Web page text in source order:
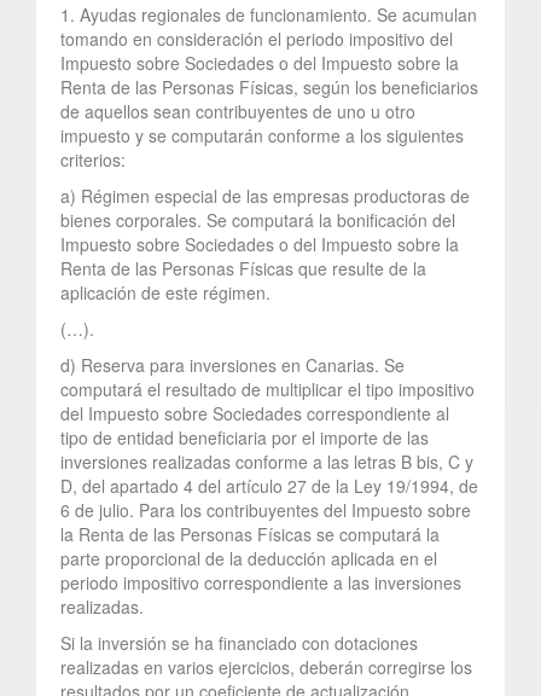
1. Ayudas regionales de funcionamiento. Se acumulan
tomando en consideración el periodo impositivo del
Impuesto sobre Sociedades o del Impuesto sobre la
Renta de las Personas Físicas, según los beneficiarios
de aquellos sean contribuyentes de uno u otro
impuesto y se computarán conforme a los siguientes
criterios:
a) Régimen especial de las empresas productoras de
bienes corporales. Se computará la bonificación del
Impuesto sobre Sociedades o del Impuesto sobre la
Renta de las Personas Físicas que resulte de la
aplicación de este régimen.
(…).
d) Reserva para inversiones en Canarias. Se
computará el resultado de multiplicar el tipo impositivo
del Impuesto sobre Sociedades correspondiente al
tipo de entidad beneficiaria por el importe de las
inversiones realizadas conforme a las letras B bis, C y
D, del apartado 4 del artículo 27 de la Ley 19/1994, de
6 de julio. Para los contribuyentes del Impuesto sobre
la Renta de las Personas Físicas se computará la
parte proporcional de la deducción aplicada en el
periodo impositivo correspondiente a las inversiones
realizadas.
Si la inversión se ha financiado con dotaciones
realizadas en varios ejercicios, deberán corregirse los
resultados por un coeficiente de actualización